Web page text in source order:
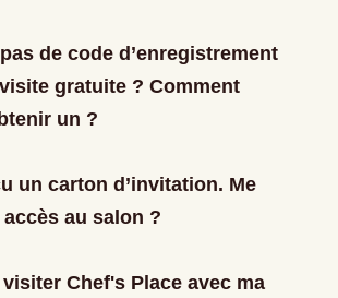
de code d’enregistrement
gratuite ? Comment
un ?
un carton d’invitation. Me
au salon ?
Chef's Place avec ma